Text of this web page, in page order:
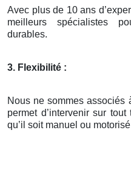
Avec plus de 10 ans
meilleurs spécialistes
durables.
3. Flexibilité :
Nous ne sommes associés
permet d’intervenir sur
qu’il soit manuel ou